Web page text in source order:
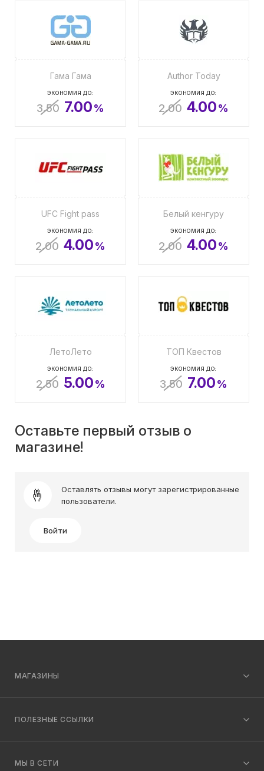
Гама Гама
ЭКОНОМИЯ ДО:
3.50 7.00%
Author Today
ЭКОНОМИЯ ДО:
2.00 4.00%
UFC Fight pass
ЭКОНОМИЯ ДО:
2.00 4.00%
Белый кенгуру
ЭКОНОМИЯ ДО:
2.00 4.00%
ЛетоЛето
ЭКОНОМИЯ ДО:
2.50 5.00%
ТОП Квестов
ЭКОНОМИЯ ДО:
3.50 7.00%
Оставьте первый отзыв о
магазине!
Оставлять отзывы могут зарегистрированные
пользователи.
Войти
МАГАЗИНЫ
ПОЛЕЗНЫЕ ССЫЛКИ
МЫ В СЕТИ